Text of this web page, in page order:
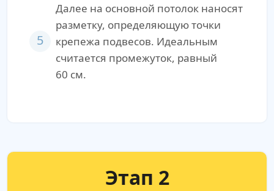
5
Далее на основной потолок наносят
разметку, определяющую точки
крепежа подвесов. Идеальным
считается промежуток, равный
60 см.
Этап 2